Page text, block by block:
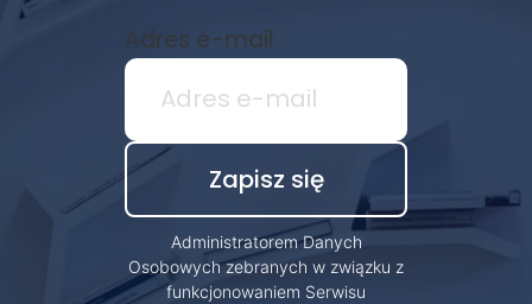
Adres e-mail
Administratorem Danych
Osobowych zebranych w związku z
funkcjonowaniem Serwisu